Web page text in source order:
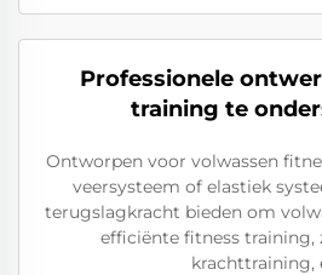
Professionele
training te
Ontworpen voor volwassen
veersysteem of elastiek
terugslagkracht bieden om
efficiënte fitness training,
krachttraining,